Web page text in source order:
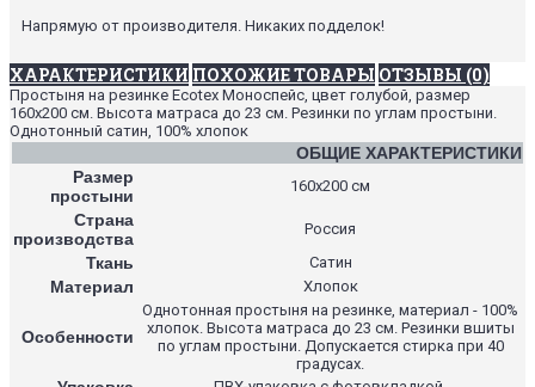
Напрямую от производителя. Никаких подделок!
ХАРАКТЕРИСТИКИ ПОХОЖИЕ ТОВАРЫ ОТЗЫВЫ (0)
Простыня на резинке Ecotex Моноспейс, цвет голубой, размер
160х200 см. Высота матраса до 23 см. Резинки по углам простыни.
Однотонный сатин, 100% хлопок
ОБЩИЕ ХАРАКТЕРИСТИКИ
Размер
простыни
160х200 см
Страна
производства
Россия
Ткань Сатин
Материал Хлопок
Особенности
Однотонная простыня на резинке, материал - 100%
хлопок. Высота матраса до 23 см. Резинки вшиты
по углам простыни. Допускается стирка при 40
градусах.